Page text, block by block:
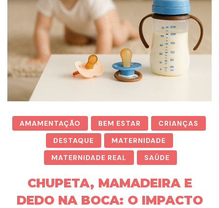
AMAMENTAÇÃO BEM ESTAR
CRIANÇAS
DESTAQUE
MATERNIDADE
MATERNIDADE REAL
SAÚDE
CHUPETA, MAMADEIRA E
DEDO NA BOCA: O IMPACTO